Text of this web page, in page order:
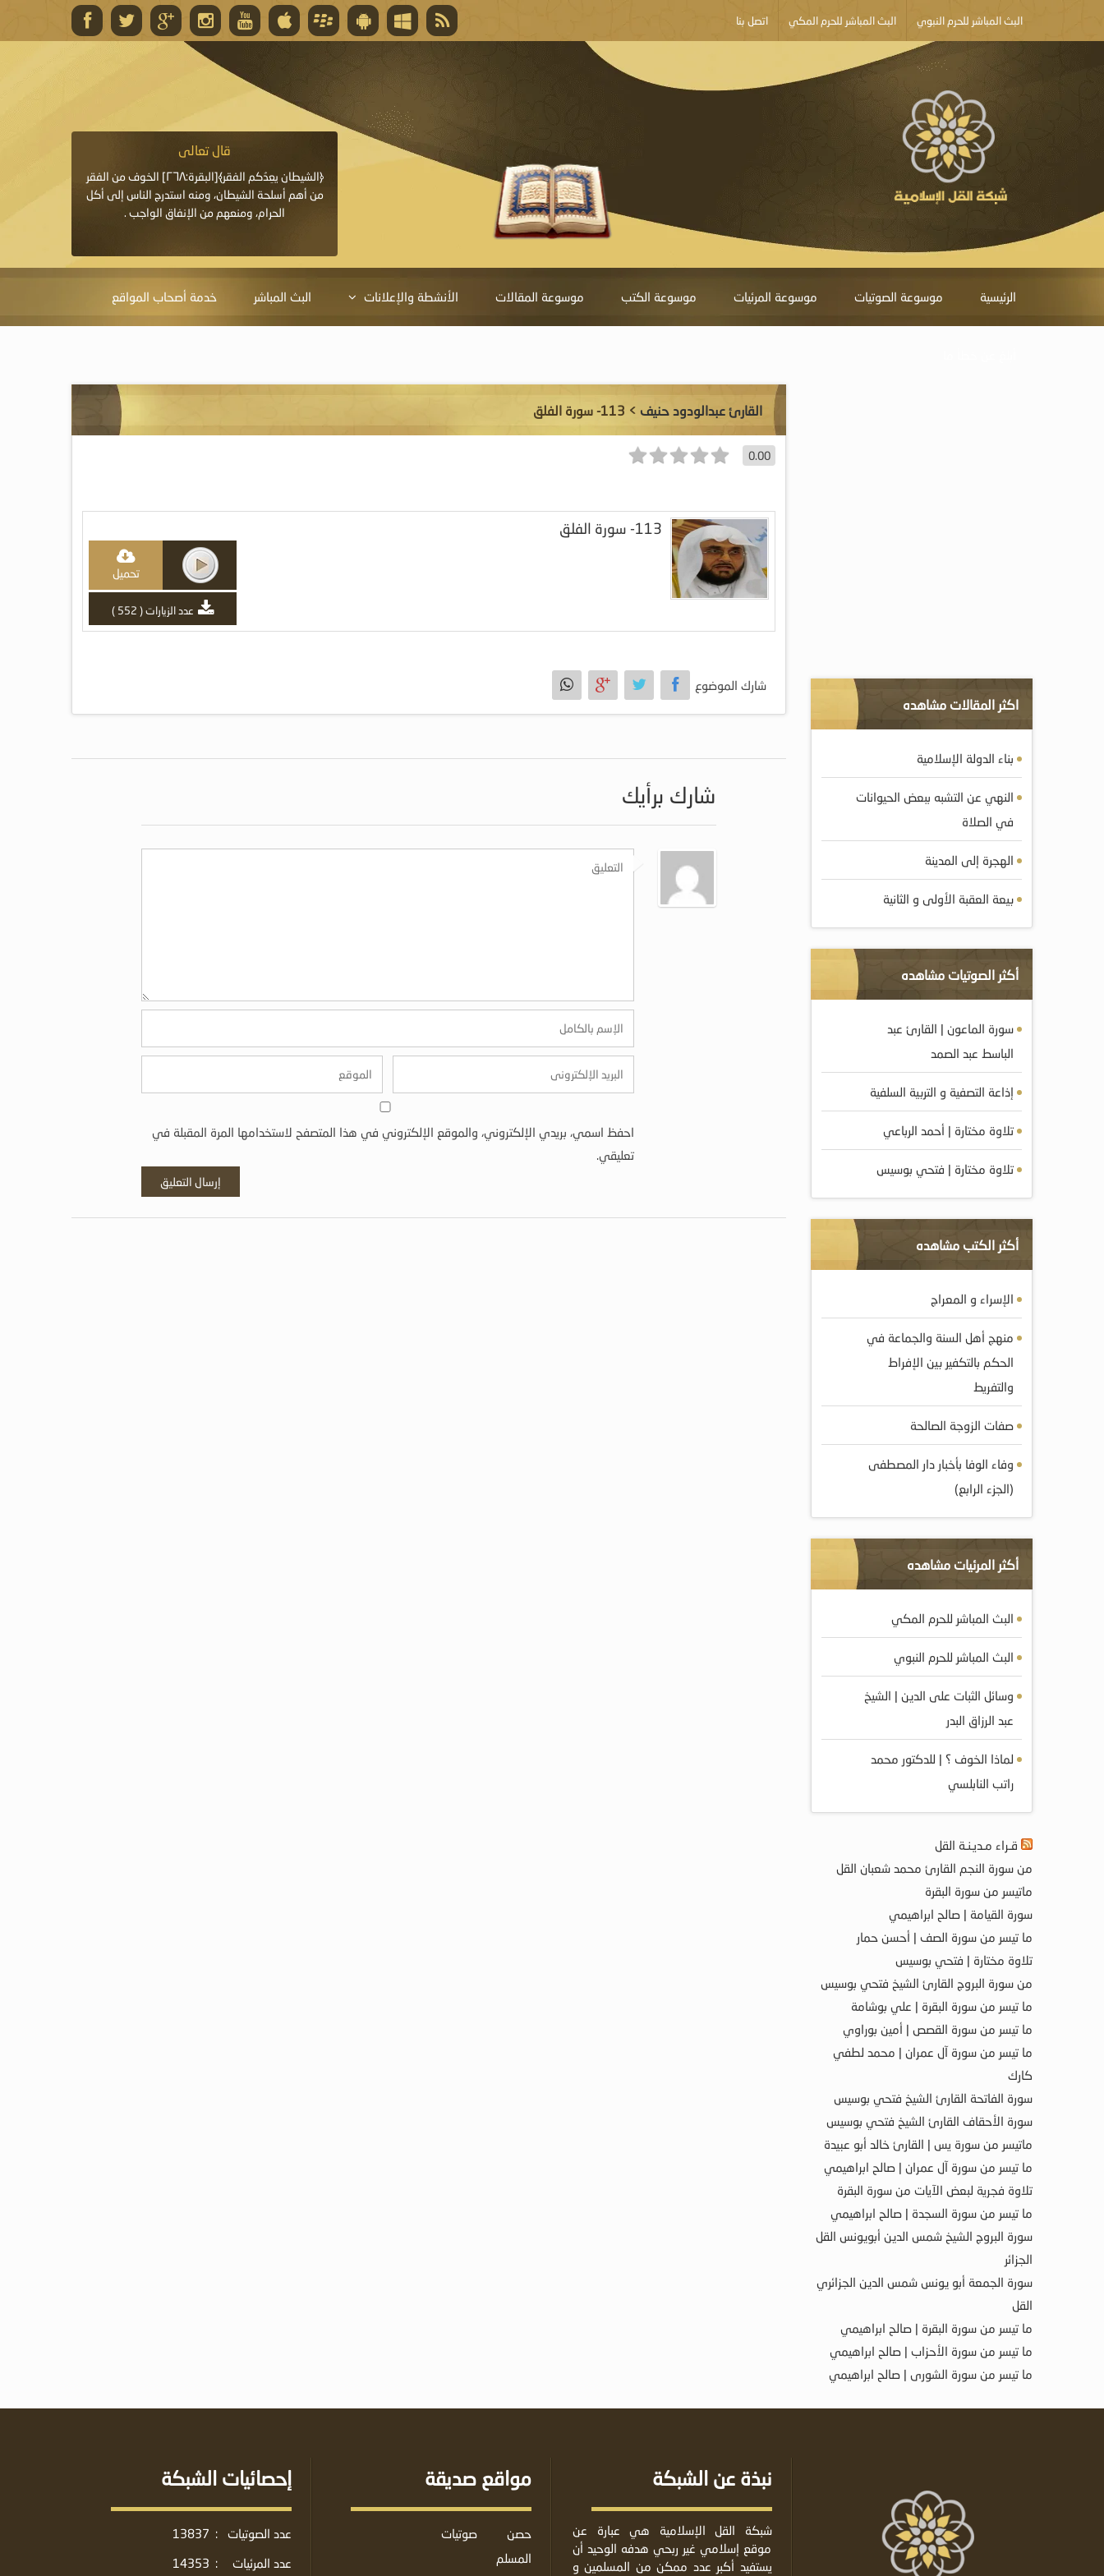
البث المباشر للحرم النبوي البث المباشر للحرم المكي اتصل بنا
قال تعالى
المغفرة لأنها أغلى جائزة، وهي مفتاح باب العطايا التي
قال تعالى
﴿الشيطان يعِدُكم الفقر﴾[البقرة:٢٦٨] الخوف من الفقر
من أهم أسلحة الشيطان، ومنه استدرج الناس إلى أكل
الحرام، ومنعهم من الإنفاق الواجب .
الرئيسية موسوعة الصوتيات موسوعة المرئيات موسوعة الكتب موسوعة المقالات الأنشطة والإعلانات البث المباشر خدمة أصحاب المواقع
القارئ عبدالودود حنيف > 113- سورة الفلق
0.00
113- سورة الفلق
تحميل
عدد الزيارات ( 552 )
شارك الموضوع
شارك برأيك
احفظ اسمي، بريدي الإلكتروني، والموقع الإلكتروني في هذا المتصفح لاستخدامها المرة المقبلة في
تعليقي.
اكثر المقالات مشاهده
بناء الدولة الإسلامية
النهي عن التشبه ببعض الحيوانات
في الصلاة
الهجرة إلى المدينة
بيعة العقبة الأولى و الثانية
أكثر الصوتيات مشاهده
سورة الماعون | القارئ عبد
الباسط عبد الصمد
إذاعة التصفية و التربية السلفية
تلاوة مختارة | أحمد الرباعي
تلاوة مختارة | فتحي بوسيس
أكثر الكتب مشاهده
الإسراء و المعراج
منهج أهل السنة والجماعة في
الحكم بالتكفير بين الإفراط
والتفريط
صفات الزوجة الصالحة
وفاء الوفا بأخبار دار المصطفى
(الجزء الرابع)
أكثر المرئيات مشاهده
البث المباشر للحرم المكي
البث المباشر للحرم النبوي
وسائل الثبات على الدين | الشيخ
عبد الرزاق البدر
لماذا الخوف ؟ | للدكتور محمد
راتب النابلسي
قـراء مـديـنـة القل
من سورة النجم القارئ محمد شعبان القل
ماتيسر من سورة البقرة
سورة القيامة | صالح ابراهيمي
ما تيسر من سورة الصف | أحسن حمار
تلاوة مختارة | فتحي بوسيس
من سورة البروج القارئ الشيخ فتحي بوسيس
ما تيسر من سورة البقرة | علي بوشامة
ما تيسر من سورة القصص | أمين بوراوي
ما تيسر من سورة آل عمران | محمد لطفي
كارك
سورة الفاتحة القارئ الشيخ فتحي بوسيس
سورة الأحقاف القارئ الشيخ فتحي بوسيس
ماتيسر من سورة يس | القارئ خالد أبو عبيدة
ما تيسر من سورة آل عمران | صالح ابراهيمي
تلاوة فجرية لبعض الآيات من سورة البقرة
ما تيسر من سورة السجدة | صالح ابراهيمي
سورة البروج الشيخ شمس الدين أبويونس القل
الجزائر
سورة الجمعة أبو يونس شمس الدين الجزائري
القل
ما تيسر من سورة البقرة | صالح ابراهيمي
ما تيسر من سورة الأحزاب | صالح ابراهيمي
ما تيسر من سورة الشورى | صالح ابراهيمي
نبذة عن الشبكة
شبكة القل الإسلامية هي عبارة عن
موقع إسلامي غير ربحي هدفه الوحيد أن
يستفيد أكبر عدد ممكن من المسلمين و
مواقع صديقة
حصن
المسلم
صوتيات
إحصائيات الشبكة
عدد الصوتيات :
13837
عدد المرئيات
:
14353